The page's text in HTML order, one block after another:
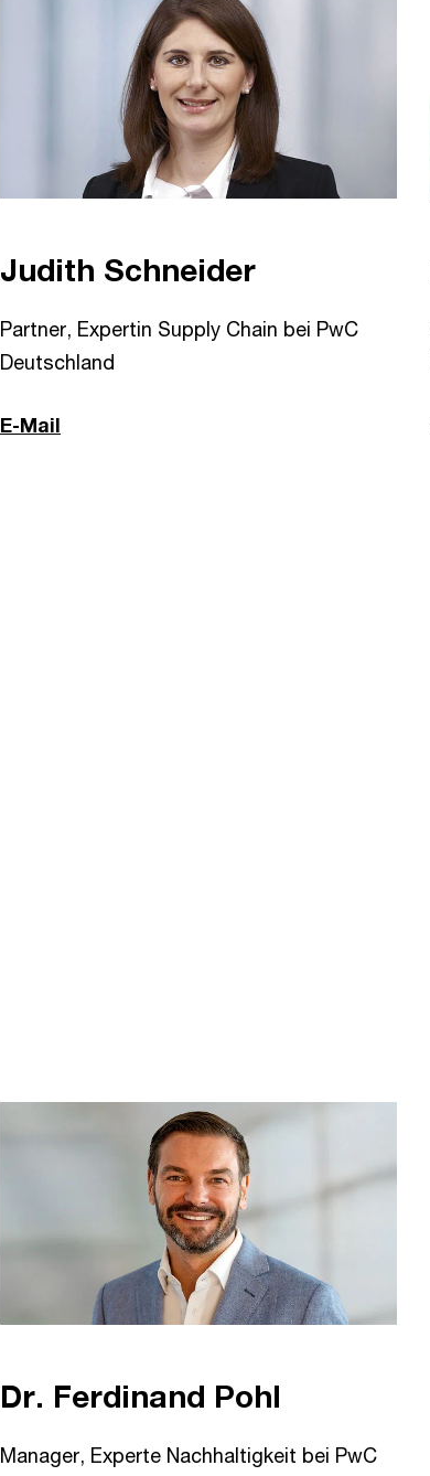
Judith Schneider
Partner, Expertin Supply Chain bei PwC
Deutschland
E-Mail
Dr. Ferdinand Pohl
Manager, Experte Nachhaltigkeit bei PwC